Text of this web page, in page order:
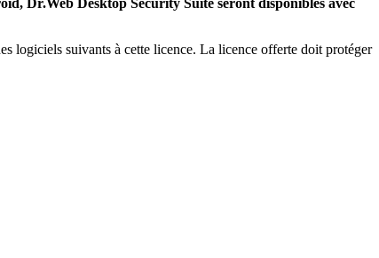
logiciels suivants à cette licence. La licence offerte doit protéger